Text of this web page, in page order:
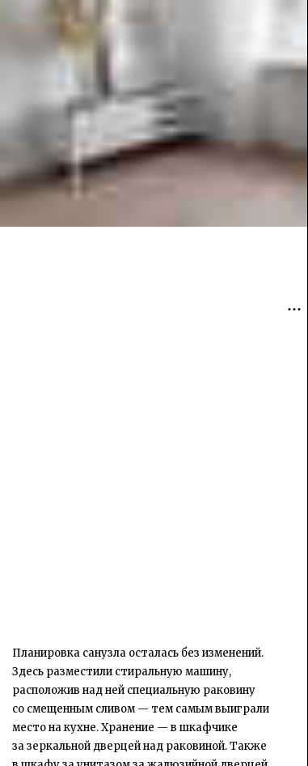
Планировка санузла осталась без изменений.
Здесь разместили стиральную машину,
расположив над ней специальную раковину
со смещенным сливом — тем самым выиграли
место на кухне. Хранение — в шкафчике
за зеркальной дверцей над раковиной. Также